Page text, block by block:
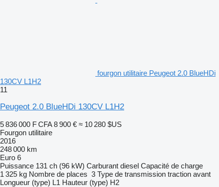
fourgon utilitaire Peugeot 2.0 BlueHDi
130CV L1H2
11
Peugeot 2.0 BlueHDi 130CV L1H2
5 836 000 F CFA 8 900 € ≈ 10 280 $US
Fourgon utilitaire
2016
248 000 km
Euro 6
Puissance 131 ch (96 kW) Carburant diesel Capacité de charge
1 325 kg Nombre de places 3 Type de transmission traction avant
Longueur (type) L1 Hauteur (type) H2